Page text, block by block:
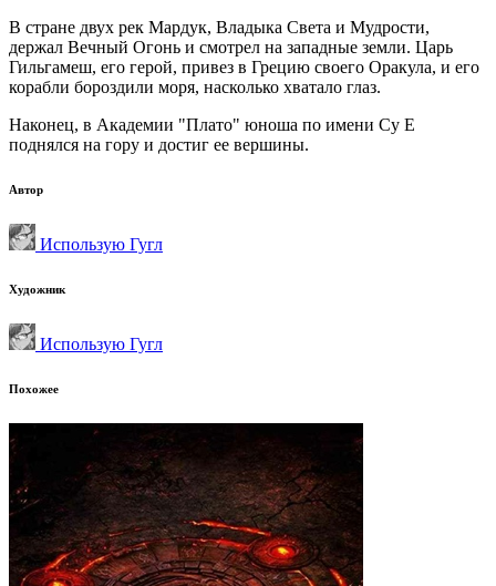
В стране двух рек Мардук, Владыка Света и Мудрости,
держал Вечный Огонь и смотрел на западные земли. Царь
Гильгамеш, его герой, привез в Грецию своего Оракула, и его
корабли бороздили моря, насколько хватало глаз.
Наконец, в Академии "Плато" юноша по имени Су Е
поднялся на гору и достиг ее вершины.
Автор
Использую Гугл
Художник
Использую Гугл
Похожее